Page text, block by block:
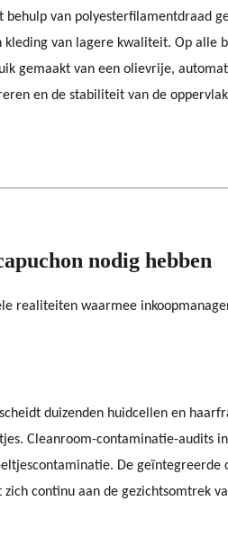
van polyesterfilamentdraad
van lagere kwaliteit. Op alle
gemaakt van een olievrije,
en de stabiliteit van de
nodig hebben
realiteiten waarmee
duizenden huidcellen en
Cleanroom-contaminatie-audits
De geïntegreerde
continu aan de gezichtsomtrek